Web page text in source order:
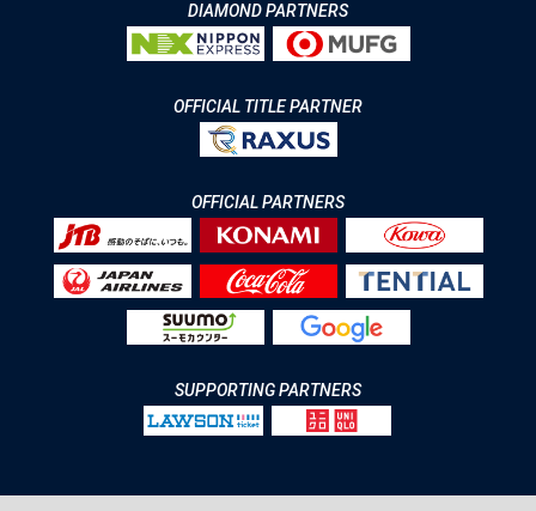
DIAMOND PARTNERS
OFFICIAL TITLE PARTNER
OFFICIAL PARTNERS
SUPPORTING PARTNERS